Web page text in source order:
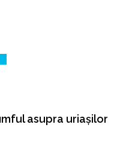
asupra uriașilor